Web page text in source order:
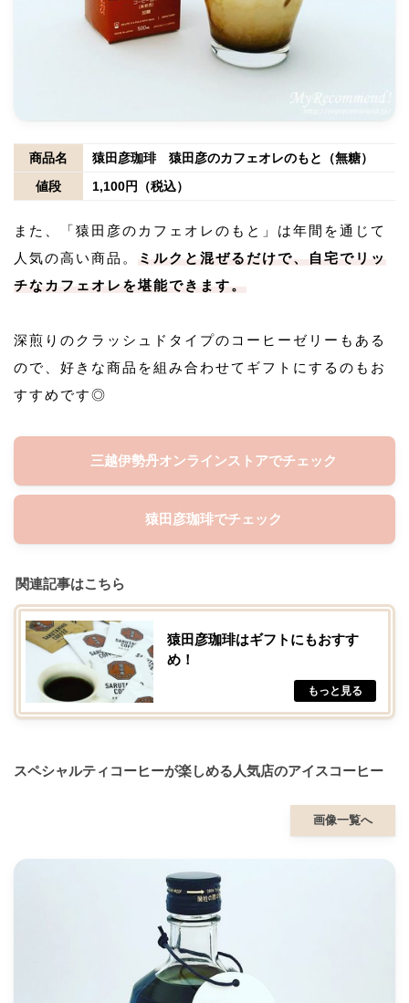
商品名
猿田彦珈琲 猿田彦のカフェオレのもと（無糖）
値段
1,100円（税込）
また、「猿田彦のカフェオレのもと」は年間を通じて
人気の高い商品。
ミルクと混ぜるだけで、自宅でリッ
チなカフェオレを堪能できます。
深煎りのクラッシュドタイプのコーヒーゼリーもある
ので、好きな商品を組み合わせてギフトにするのもお
すすめです◎
三越伊勢丹オンラインストアでチェック
猿田彦珈琲でチェック
関連記事はこちら
猿田彦珈琲はギフトにもおすす
め！
スペシャルティコーヒーが楽しめる人気店のアイスコーヒー
画像一覧へ